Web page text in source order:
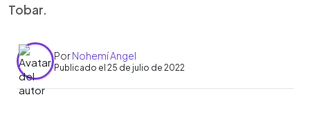
Tobar.
PorNohemí Angel
Publicado el 25 de julio de 2022